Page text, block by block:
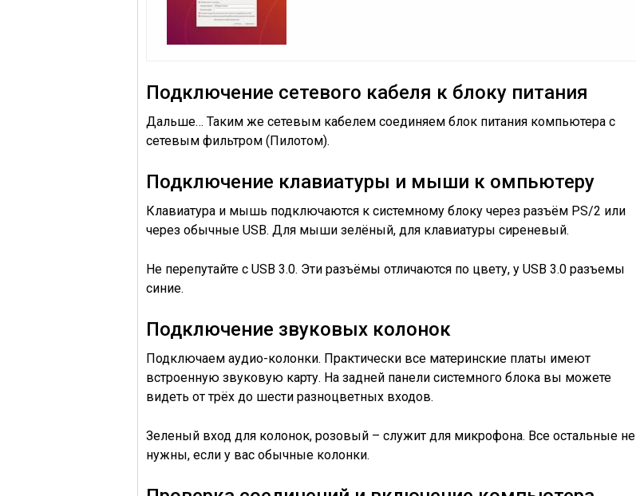
Подключение сетевого кабеля к блоку питания
Дальше… Таким же сетевым кабелем соединяем блок питания компьютера с
сетевым фильтром (Пилотом).
Подключение клавиатуры и мыши к омпьютеру
Клавиатура и мышь подключаются к системному блоку через разъём PS/2 или
через обычные USB. Для мыши зелёный, для клавиатуры сиреневый.
Не перепутайте с USB 3.0. Эти разъёмы отличаются по цвету, у USB 3.0 разъемы
синие.
Подключение звуковых колонок
Подключаем аудио-колонки. Практически все материнские платы имеют
встроенную звуковую карту. На задней панели системного блока вы можете
видеть от трёх до шести разноцветных входов.
Зеленый вход для колонок, розовый – служит для микрофона. Все остальные не
нужны, если у вас обычные колонки.